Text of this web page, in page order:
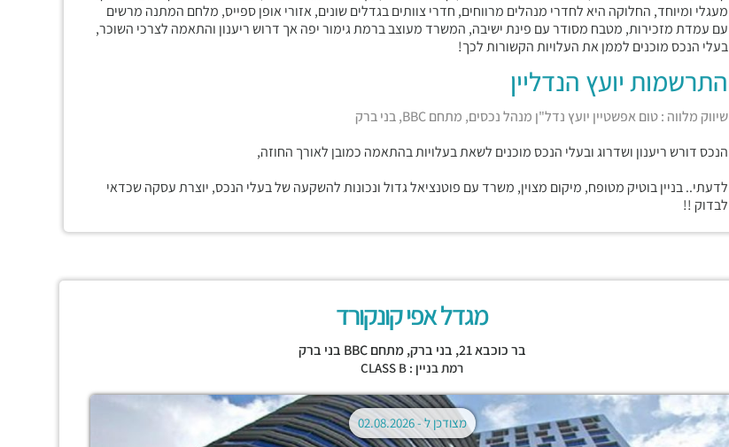
מעגלי ומיוחד, החלוקה היא לחדרי מנהלים מרווחים, חדרי צוותים בגדלים שונים, אזורי אופן ספייס, מלחם המתנה מרשים
עם עמדת מזכירות, מטבח מסודר עם פינת ישיבה, המשרד מעוצב ברמת גימור יפה אך דרוש ריענון והתאמה לצרכי השוכר,
בעלי הנכס מוכנים לממן את העלויות הקשורות לכך!
התרשמות יועץ הנדליין
שיווק מלווה : טום אפשטיין יועץ נדל"ן מנהל נכסים, מתחם BBC, בני ברק
הנכס דורש ריענון ושדרוג ובעלי הנכס מוכנים לשאת בעלויות בהתאמה כמובן לאורך החוזה,
לדעתי.. בניין בוטיק מטופח, מיקום מצוין, משרד עם פוטנציאל גדול ונכונות להשקעה של בעלי הנכס, יוצרת עסקה שכדאי
לבדוק !!
מגדל אפי קונקורד
בר כוכבא 21, בני ברק,מתחם BBC בני ברק
רמת בניין : CLASS B
מצודכן ל -02.08.2026